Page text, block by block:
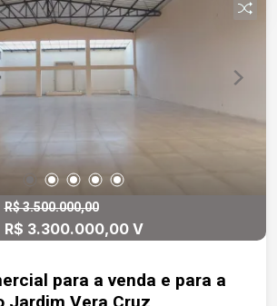
de frente observa o imóvel). A
metros do lado direito do imóvel
quem de frente o observa), há uma
Do lado esquerdo (pela
de frente olha o imóvel),
muito próximos uma agência da
também duas escolas (sendo
das irmãs beneditinas).
R$ 3.500.000,00
R$ 3.300.000,00 V
para a venda e para a